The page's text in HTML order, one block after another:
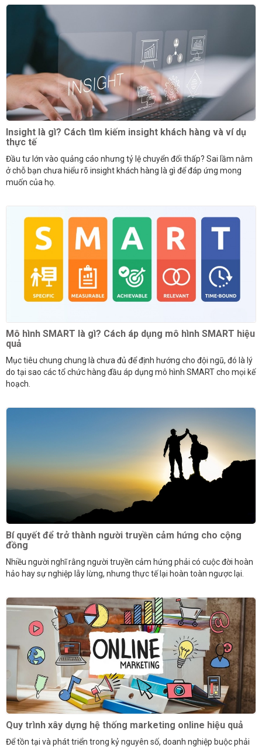
Insight là gì? Cách tìm kiếm insight khách hàng và ví dụ
thực tế
Đầu tư lớn vào quảng cáo nhưng tỷ lệ chuyển đổi thấp? Sai lầm nằm
ở chỗ bạn chưa hiểu rõ insight khách hàng là gì để đáp ứng mong
muốn của họ.
Mô hình SMART là gì? Cách áp dụng mô hình SMART hiệu
quả
Mục tiêu chung chung là chưa đủ để định hướng cho đội ngũ, đó là lý
do tại sao các tổ chức hàng đầu áp dụng mô hình SMART cho mọi kế
hoạch.
Bí quyết để trở thành người truyền cảm hứng cho cộng
đồng
Nhiều người nghĩ rằng người truyền cảm hứng phải có cuộc đời hoàn
hảo hay sự nghiệp lẫy lừng, nhưng thực tế lại hoàn toàn ngược lại.
Quy trình xây dựng hệ thống marketing online hiệu quả
Để tồn tại và phát triển trong kỷ nguyên số, doanh nghiệp buộc phải